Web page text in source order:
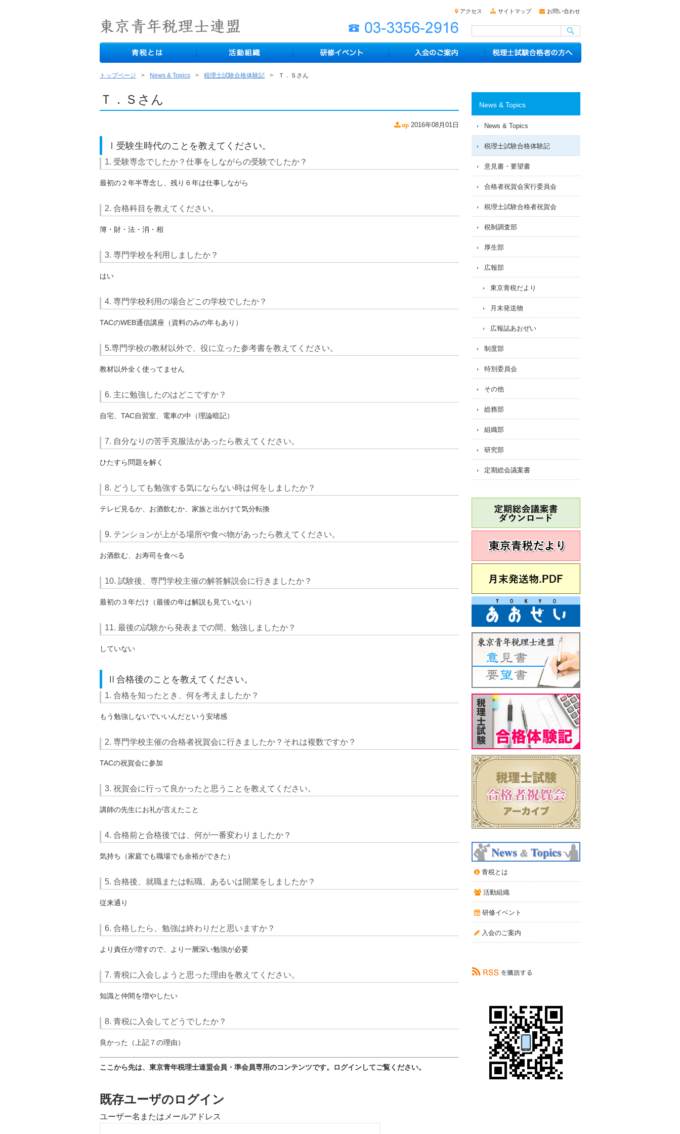
アクセス サイトマップ お問い合わせ
トップページ News & Topics 税理士試験合格体験記 Ｔ．Ｓさん
Ｔ．Ｓさん
up 2016年08月01日
Ⅰ受験生時代のことを教えてください。
1. 受験専念でしたか？仕事をしながらの受験でしたか？
最初の２年半専念し、残り６年は仕事しながら
2. 合格科目を教えてください。
簿・財・法・消・相
3. 専門学校を利用しましたか？
はい
4. 専門学校利用の場合どこの学校でしたか？
TACのWEB通信講座（資料のみの年もあり）
5.専門学校の教材以外で、役に立った参考書を教えてください。
教材以外全く使ってません
6. 主に勉強したのはどこですか？
自宅、TAC自習室、電車の中（理論暗記）
7. 自分なりの苦手克服法があったら教えてください。
ひたすら問題を解く
8. どうしても勉強する気にならない時は何をしましたか？
テレビ見るか、お酒飲むか、家族と出かけて気分転換
9. テンションが上がる場所や食べ物があったら教えてください。
お酒飲む、お寿司を食べる
10. 試験後、専門学校主催の解答解説会に行きましたか？
最初の３年だけ（最後の年は解説も見ていない）
11. 最後の試験から発表までの間、勉強しましたか？
していない
Ⅱ合格後のことを教えてください。
1. 合格を知ったとき、何を考えましたか？
もう勉強しないでいいんだという安堵感
2. 専門学校主催の合格者祝賀会に行きましたか？それは複数ですか？
TACの祝賀会に参加
3. 祝賀会に行って良かったと思うことを教えてください。
講師の先生にお礼が言えたこと
4. 合格前と合格後では、何が一番変わりましたか？
気持ち（家庭でも職場でも余裕ができた）
5. 合格後、就職または転職、あるいは開業をしましたか？
従来通り
6. 合格したら、勉強は終わりだと思いますか？
より責任が増すので、より一層深い勉強が必要
7. 青税に入会しようと思った理由を教えてください。
知識と仲間を増やしたい
8. 青税に入会してどうでしたか？
良かった（上記７の理由）
ここから先は、東京青年税理士連盟会員・準会員専用のコンテンツです。ログインしてご覧ください。
既存ユーザのログイン
ユーザー名またはメールアドレス
News & Topics
News & Topics
税理士試験合格体験記
意見書・要望書
合格者祝賀会実行委員会
税理士試験合格者祝賀会
税制調査部
厚生部
広報部
東京青税だより
月末発送物
広報誌あおぜい
制度部
特別委員会
その他
総務部
組織部
研究部
定期総会議案書
青税とは
活動組織
研修イベント
入会のご案内